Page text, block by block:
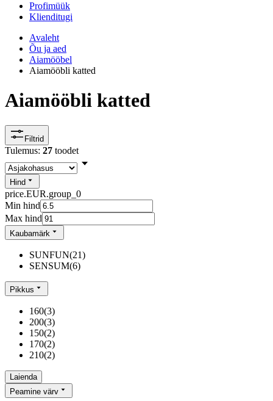
Profimüük
Klienditugi
Avaleht
Õu ja aed
Aiamööbel
Aiamööbli katted
Aiamööbli katted
Filtrid
Tulemus: 27 toodet
Hind
price.EUR.group_0
Min hind
Max hind
Kaubamärk
SUNFUN(21)
SENSUM(6)
Pikkus
160(3)
200(3)
150(2)
170(2)
210(2)
Laienda
Peamine värv